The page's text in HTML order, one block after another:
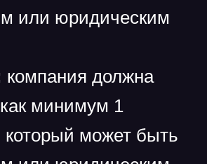
или юридическим
компания должна
минимум 1
который может быть